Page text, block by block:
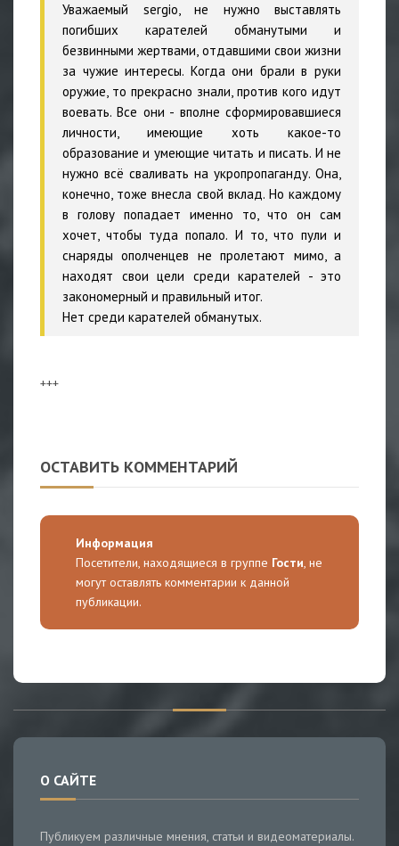
Уважаемый sergio, не нужно выставлять
погибших карателей обманутыми и
безвинными жертвами, отдавшими свои жизни
за чужие интересы. Когда они брали в руки
оружие, то прекрасно знали, против кого идут
воевать. Все они - вполне сформировавшиеся
личности, имеющие хоть какое-то
образование и умеющие читать и писать. И не
нужно всё сваливать на укропропаганду. Она,
конечно, тоже внесла свой вклад. Но каждому
в голову попадает именно то, что он сам
хочет, чтобы туда попало. И то, что пули и
снаряды ополченцев не пролетают мимо, а
находят свои цели среди карателей - это
закономерный и правильный итог.
Нет среди карателей обманутых.
+++
ОСТАВИТЬ КОММЕНТАРИЙ
Информация
Посетители, находящиеся в группе Гости, не
могут оставлять комментарии к данной
публикации.
О САЙТЕ
Публикуем различные мнения, статьи и видеоматериалы.